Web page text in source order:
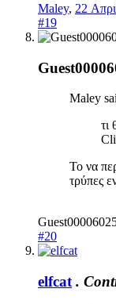
Maley, 22
#19
Maley
τι
Το να
τρύπες
#20
elfcat .